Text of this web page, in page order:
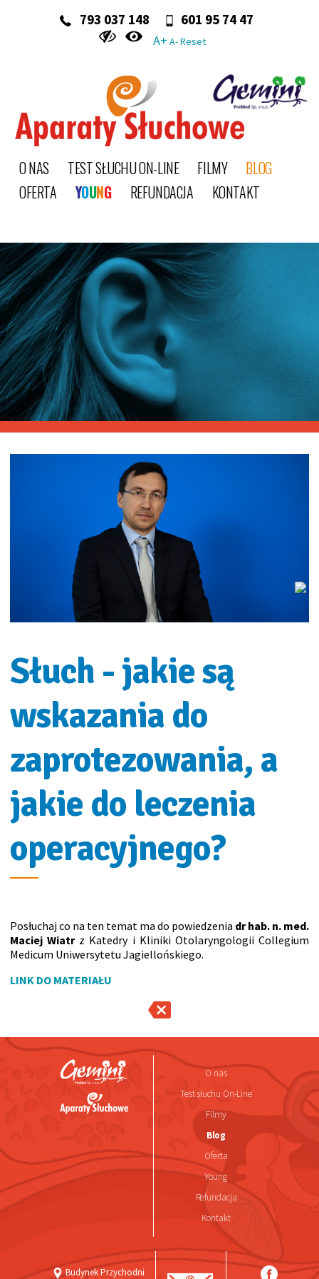
‭ 793 037 148‬ 601 95 74 47
A+ A-Reset
O NAS TEST SŁUCHU ON-LINE FILMY
BLOG
OFERTA
YOUNG REFUNDACJA KONTAKT
Słuch - jakie są
wskazania do
zaprotezowania, a
jakie do leczenia
operacyjnego?
Posłuchaj co na ten temat ma do powiedzenia dr hab. n. med.
Maciej Wiatrz Katedry i Kliniki Otolaryngologii Collegium
Medicum Uniwersytetu Jagiellońskiego.
LINK DO MATERIAŁU
O nas
Test słuchu On-Line
Filmy
Blog
Oferta
Young
Refundacja
Kontakt
Budynek Przychodni